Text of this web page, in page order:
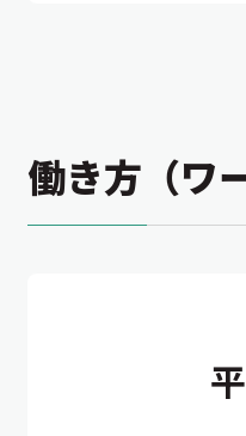
働き方（ワ